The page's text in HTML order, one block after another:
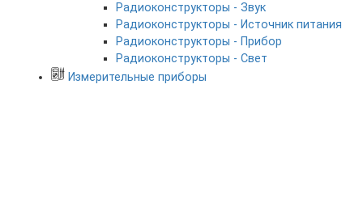
Радиоконструкторы - Звук
Радиоконструкторы - Источник питания
Радиоконструкторы - Прибор
Радиоконструкторы - Свет
Измерительные приборы